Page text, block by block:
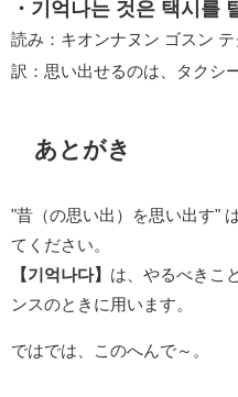
・기억나는 것은 택시를
読み：キオンナヌン ゴスン
訳：思い出せるのは、タクシ
あとがき
"昔（の思い出）を思い出す"
てください。
【기억나다】 は、やるべきこ
ンスのときに用います。
ではでは、このへんで～。